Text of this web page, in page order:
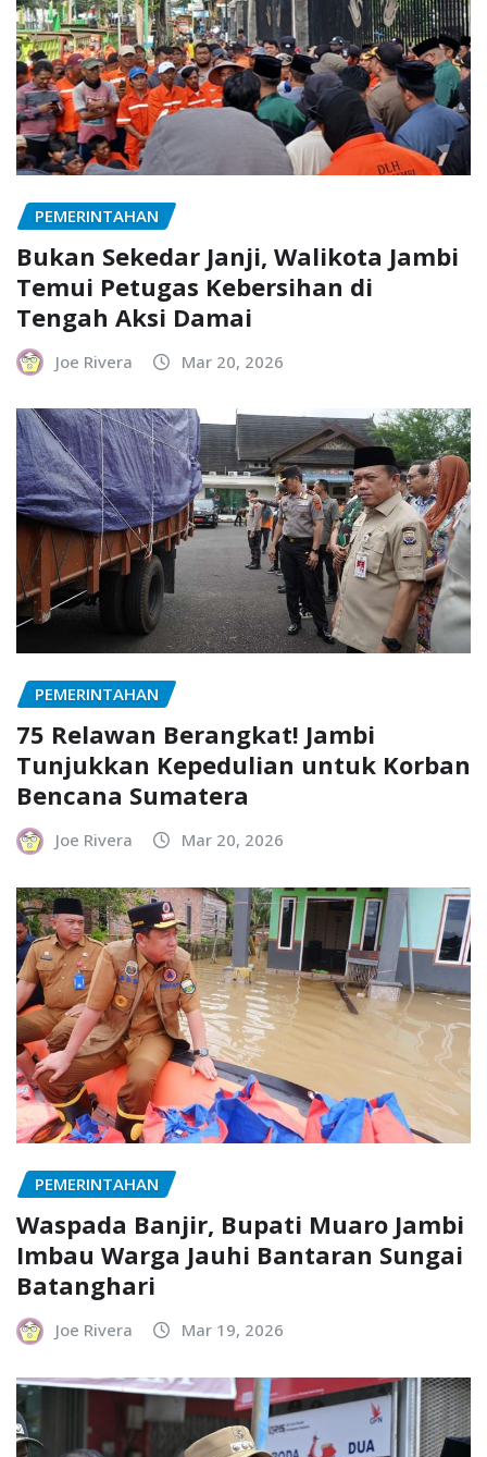
PEMERINTAHAN
Bukan Sekedar Janji, Walikota Jambi
Temui Petugas Kebersihan di
Tengah Aksi Damai
Joe Rivera Mar 20, 2026
PEMERINTAHAN
75 Relawan Berangkat! Jambi
Tunjukkan Kepedulian untuk Korban
Bencana Sumatera
Joe Rivera Mar 20, 2026
PEMERINTAHAN
Waspada Banjir, Bupati Muaro Jambi
Imbau Warga Jauhi Bantaran Sungai
Batanghari
Joe Rivera Mar 19, 2026